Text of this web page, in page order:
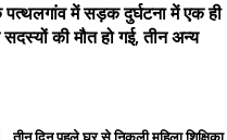
में सड़क दुर्घटना में एक ही
सदस्यों की मौत हो गई, तीन अन्य